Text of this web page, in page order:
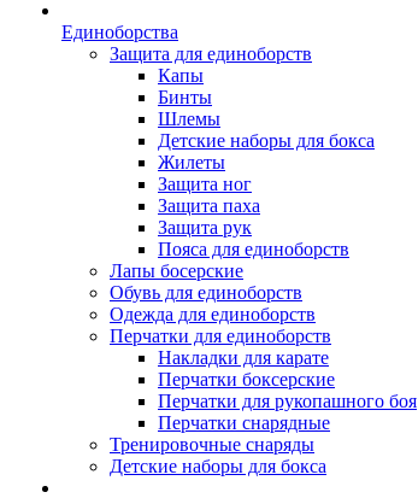
Единоборства
Защита для единоборств
Капы
Бинты
Шлемы
Детские наборы для бокса
Жилеты
Защита ног
Защита паха
Защита рук
Пояса для единоборств
Лапы босерские
Обувь для единоборств
Одежда для единоборств
Перчатки для единоборств
Накладки для карате
Перчатки боксерские
Перчатки для рукопашного боя
Перчатки снарядные
Тренировочные снаряды
Детские наборы для бокса